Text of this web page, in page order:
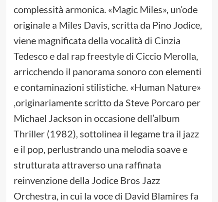
complessità armonica. «Magic Miles», un’ode
originale a Miles Davis, scritta da Pino Jodice,
viene magnificata della vocalità di Cinzia
Tedesco e dal rap freestyle di Ciccio Merolla,
arricchendo il panorama sonoro con elementi
e contaminazioni stilistiche. «Human Nature»
,originariamente scritto da Steve Porcaro per
Michael Jackson in occasione dell’album
Thriller (1982), sottolinea il legame tra il jazz
e il pop, perlustrando una melodia soave e
strutturata attraverso una raffinata
reinvenzione della Jodice Bros Jazz
Orchestra, in cui la voce di David Blamires fa